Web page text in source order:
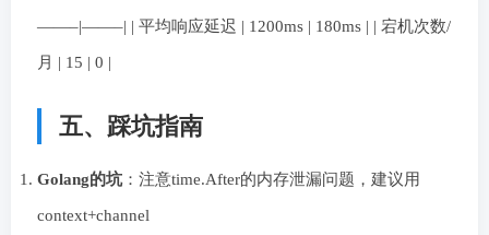
——–|——–| | 平均响应延迟 | 1200ms | 180ms | | 宕机次数/
月 | 15 | 0 |
五、踩坑指南
Golang的坑：注意time.After的内存泄漏问题，建议用
context+channel